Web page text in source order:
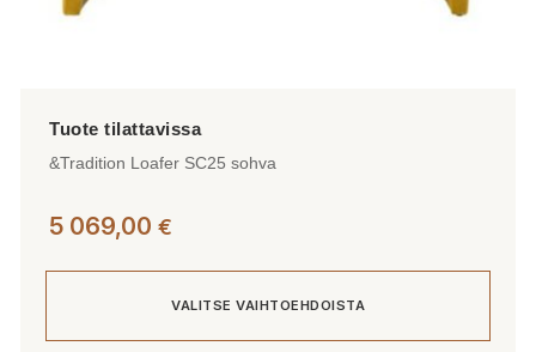
&Tradition Loafer SC25 sohva
5 069,00 €
VALITSE VAIHTOEHDOISTA